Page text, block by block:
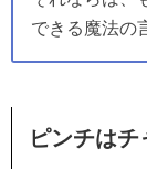
できる魔法の
ピンチはチ